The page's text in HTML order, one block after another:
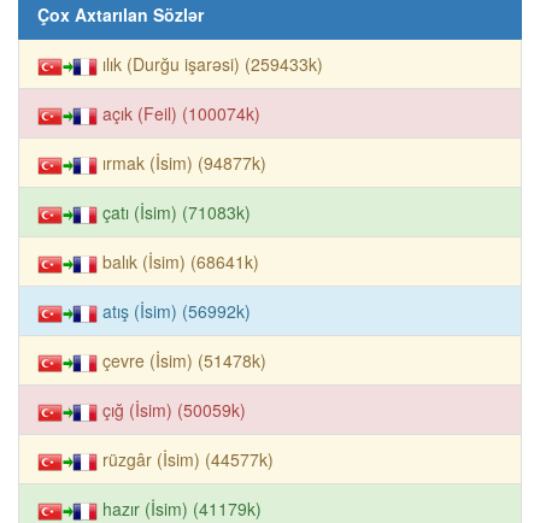
Çox Axtarılan Sözlər
ılık (Durğu işarəsi) (259433k)
açık (Feil) (100074k)
ırmak (İsim) (94877k)
çatı (İsim) (71083k)
balık (İsim) (68641k)
atış (İsim) (56992k)
çevre (İsim) (51478k)
çığ (İsim) (50059k)
rüzgâr (İsim) (44577k)
hazır (İsim) (41179k)